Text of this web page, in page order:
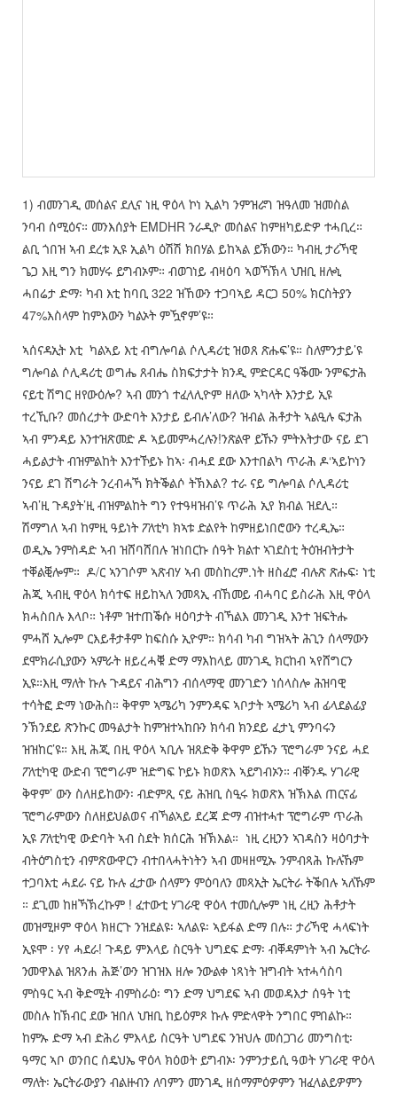
1) ብመንገዲ መሰልና ደሊና ነዚ ዋዕላ ኮነ ኢልካ ንምዝራግ ዝዓለመ ዝመስል
ንባብ ሰሚዕና። መንእሰያት EMDHR ንራዲዮ መሰልና ከምዘካይድዎ ተሓቢረ።
ልቢ ጎበዝ ኣብ ደረቱ ኢዩ ኢልካ ዕሽሽ ክበሃል ይከኣል ይኽውን። ካብዚ ታሪኻዊ
ጌጋ እዚ ግን ክመሃሩ ይግብኦም። ብወገነይ ብዛዕባ ኣወኻኽላ ህዝቢ ዘሎኒ
ሓበሬታ ድማ፡ ካብ እቲ ከባቢ 322 ዝኸውን ተጋባኣይ ዳርጋ 50% ክርስትያን
47%እስላም ከምእውን ካልኦት ምዃኖም’ዩ።
ኣሰናዳኢት እቲ ካልኣይ እቲ ብግሎባል ሶሊዳሪቲ ዝወጸ ጽሑፍ’ዩ። ስለምንታይ’ዩ
ግሎባል ሶሊዳሪቲ ወግሔ ጸብሔ ስክፍታታት ክንዲ ምድርዳር ዓቕሙ ንምፍታሕ
ናይቲ ሽግር ዘየውዕሎ? ኣብ መንጎ ተፈላሊዮም ዘለው ኣካላት እንታይ ኢዩ
ተረኺቡ? መሰረታት ውድባት እንታይ ይብሉ’ለው? ዝብል ሕቶታት ኣልዒሉ ፍታሕ
ኣብ ምንዳይ እንተዝጽመድ ዶ ኣይመምሓረሉን!ንጽልዋ ይኹን ምትእትታው ናይ ደገ
ሓይልታት ብዝምልከት እንተኾይኑ ከኣ፡ ብሓደ ደው እንተበልካ ጥራሕ ዶ‘ኣይኮነን
ንናይ ደገ ሽግራት ንረብሓኻ ክትቕልሶ ትኽእል? ተራ ናይ ግሎባል ሶሊዳሪቲ
ኣብ’ዚ ጉዳያት’ዚ ብዝምልከት ግን የተዓዛዝብ’ዩ ጥራሕ ኢየ ክብል ዝደሊ።
ሽማግለ ኣብ ከምዚ ዓይነት ፖለቲካ ክኣቱ ድልየት ከምዘይነበሮውን ተረዲኤ።
ወዲኤ ንምስዳድ ኣብ ዝሸባሸበሉ ዝነበርኩ ሰዓት ክልተ ኣገደስቲ ትዕዝብትታት
ተቐልቒሎም። ዶ/ር ኣንገሶም ኣጽብሃ ኣብ መስከረም.ነት ዘስፈሮ ብሉጽ ጽሑፍ፡ ነቲ
ሕጂ ኣብዚ ዋዕላ ክሳተፍ ዘይከኣለ ንመጻኢ ብኸመይ ብሓባር ይስራሕ እዚ ዋዕላ
ክሓስበሉ እላቦ። ነቶም ዝተጠቕሱ ዛዕባታት ብኻልእ መንገዲ እንተ ዝፍትሑ
ምሓሸ ኢሎም ርእይቶታቶም ከፍስሱ ኢዮም። ክሳብ ካብ ግዝኣት ሕጊን ሰላማውን
ደሞክራሲያውን ኣምራት ዘይረሓቑ ድማ ማእከላይ መንገዲ ክርከብ ኣየሸግርን
ኢዩ።እዚ ማለት ኩሉ ጉዳይና ብሕግን ብሰላማዊ መንገድን ነሰላስሎ ሕዝባዊ
ተሳትፎ ድማ ነውሕስ። ቅዋም ኣሜሪካ ንምንዳፍ ኣቦታት ኣሜሪካ ኣብ ፊላደልፊያ
ንኽንደይ ጽንኩር መዓልታት ከምዝተኣከቡን ክሳብ ክንደይ ፈታኒ ምንባሩን
ዝዝከር’ዩ። እዚ ሕጂ በዚ ዋዕላ ኣቢሉ ዝጸድቅ ቅዋም ይኹን ፕሮግራም ንናይ ሓደ
ፖለቲካዊ ውድብ ፕሮግራም ዝድግፍ ኮይኑ ክወጽእ ኣይግብኦን። ብቐንዱ ሃገራዊ
ቅዋም’ ውን ስለዘይከውን፡ ብድምጺ ናይ ሕዝቢ ስዒሩ ክወጽእ ዝኽእል ጠርናፊ
ፕሮግራምውን ስለዘይህልወና ብኻልኣይ ደረጃ ድማ ብዝተሓተ ፕሮግራም ጥራሕ
ኢዩ ፖለቲካዊ ውድባት ኣብ ስደት ክሰርሕ ዝኽእል። ነዚ ረዚንን ኣገዳስን ዛዕባታት
ብትዕግስቲን ብምጽውዋርን ብተበላሓትነትን ኣብ መዛዘሚኡ ንምብጻሕ ኩሉኹም
ተጋባእቲ ሓደራ ናይ ኩሉ ፈታው ሰላምን ምዕባለን መጻኢት ኤርትራ ትቕበሉ ኣለኹም
። ደጊመ ከዘኻኽረኩም ! ፈተውቲ ሃገራዊ ዋዕላ ተመሲሎም ነዚ ረዚን ሕቶታት
መዝሚዞም ዋዕላ ክዘርጉ ንዝደልዩ፡ ኣለልዩ፡ ኣይፋል ድማ በሉ። ታሪኻዊ ሓላፍነት
ኢዩሞ ፡ ሃየ ሓደራ! ጉዳይ ምእላይ ስርዓት ህግደፍ ድማ፡ ብቐዳምነት ኣብ ኤርትራ
ንመዋእል ዝጸንሐ ሕጅ’ውን ዝገዝእ ዘሎ ንውልቀ ነጻነት ዝግብት ኣተሓሳስባ
ምስዓር ኣብ ቅድሚት ብምስራዕ፡ ግን ድማ ህግደፍ ኣብ መወዳእታ ሰዓት ነቲ
መስሉ ከኽብር ደው ዝበለ ህዝቢ ከይዕምጾ ኩሉ ምድላዋት ንግበር ምበልኩ።
ከምኡ ድማ ኣብ ድሕሪ ምእላይ ስርዓት ህግደፍ ንዝህሉ መሰጋገሪ መንግስቲ፡
ዓማር ኣቦ ወንበር ሰዴህኤ ዋዕላ ክዕወት ይግብኦ፡ ንምንታይሲ ዓወት ሃገራዊ ዋዕላ
ማለት፡ ኤርትራውያን ብልዙብን ለባምን መንገዲ ዘሰማምዕዎምን ዝፈላልይዎምን